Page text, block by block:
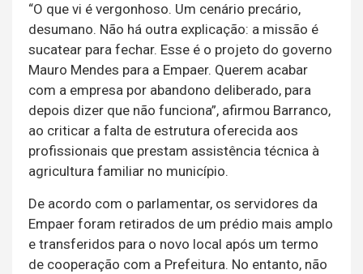
“O que vi é vergonhoso. Um cenário precário,
desumano. Não há outra explicação: a missão é
sucatear para fechar. Esse é o projeto do governo
Mauro Mendes para a Empaer. Querem acabar
com a empresa por abandono deliberado, para
depois dizer que não funciona”, afirmou Barranco,
ao criticar a falta de estrutura oferecida aos
profissionais que prestam assistência técnica à
agricultura familiar no município.
De acordo com o parlamentar, os servidores da
Empaer foram retirados de um prédio mais amplo
e transferidos para o novo local após um termo
de cooperação com a Prefeitura. No entanto, não